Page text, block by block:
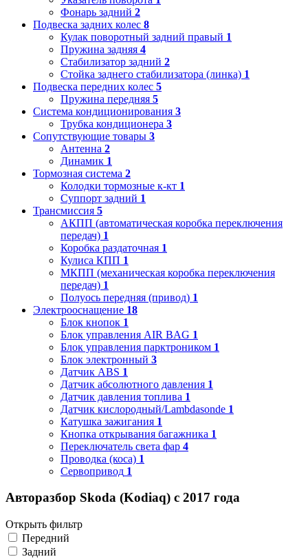
Фонарь задний 2
Подвеска задних колес 8
Кулак поворотный задний правый 1
Пружина задняя 4
Стабилизатор задний 2
Стойка заднего стабилизатора (линка) 1
Подвеска передних колес 5
Пружина передняя 5
Система кондиционирования 3
Трубка кондиционера 3
Сопутствующие товары 3
Антенна 2
Динамик 1
Тормозная система 2
Колодки тормозные к-кт 1
Суппорт задний 1
Трансмиссия 5
АКПП (автоматическая коробка переключения
передач) 1
Коробка раздаточная 1
Кулиса КПП 1
МКПП (механическая коробка переключения
передач) 1
Полуось передняя (привод) 1
Электрооснащение 18
Блок кнопок 1
Блок управления AIR BAG 1
Блок управления парктроником 1
Блок электронный 3
Датчик ABS 1
Датчик абсолютного давления 1
Датчик давления топлива 1
Датчик кислородный/Lambdasonde 1
Катушка зажигания 1
Кнопка открывания багажника 1
Переключатель света фар 4
Проводка (коса) 1
Сервопривод 1
Авторазбор Skoda (Kodiaq) с 2017 года
Открыть фильтр
Передний
Задний